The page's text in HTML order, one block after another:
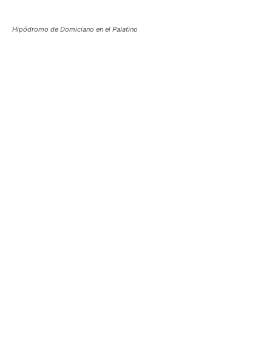
Hipódromo de Domiciano en el Palatino